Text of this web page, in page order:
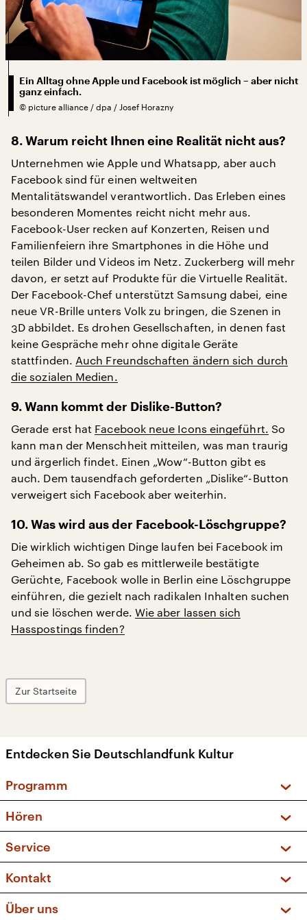
Ein Alltag ohne Apple und Facebook ist möglich – aber nicht
ganz einfach.
© picture alliance / dpa / Josef Horazny
8. Warum reicht Ihnen eine Realität nicht aus?
Unternehmen wie Apple und Whatsapp, aber auch
Facebook sind für einen weltweiten
Mentalitätswandel verantwortlich. Das Erleben eines
besonderen Momentes reicht nicht mehr aus.
Facebook-User recken auf Konzerten, Reisen und
Familienfeiern ihre Smartphones in die Höhe und
teilen Bilder und Videos im Netz. Zuckerberg will mehr
davon, er setzt auf Produkte für die Virtuelle Realität.
Der Facebook-Chef unterstützt Samsung dabei, eine
neue VR-Brille unters Volk zu bringen, die Szenen in
3D abbildet. Es drohen Gesellschaften, in denen fast
keine Gespräche mehr ohne digitale Geräte
stattfinden. Auch Freundschaften ändern sich durch
die sozialen Medien.
9. Wann kommt der Dislike-Button?
Gerade erst hat Facebook neue Icons eingeführt. So
kann man der Menschheit mitteilen, was man traurig
und ärgerlich findet. Einen „Wow“-Button gibt es
auch. Dem tausendfach geforderten „Dislike“-Button
verweigert sich Facebook aber weiterhin.
10. Was wird aus der Facebook-Löschgruppe?
Die wirklich wichtigen Dinge laufen bei Facebook im
Geheimen ab. So gab es mittlerweile bestätigte
Gerüchte, Facebook wolle in Berlin eine Löschgruppe
einführen, die gezielt nach radikalen Inhalten suchen
und sie löschen werde. Wie aber lassen sich
Hasspostings finden?
Zur Startseite
Entdecken Sie Deutschlandfunk Kultur
Programm
Sendungen und Podcasts
Musikliste
Kakadu – Das Kinderprogramm
Hören
Frequenzen (UKW + DAB+)
Service
FAQ
Apps
Newsletter
Kontakt
Über uns